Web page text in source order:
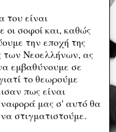
είναι
οι σοφοί και, καθώς
την εποχή της
των Νεοελλήνων, ας
εμβαθύνουμε σε
το θεωρούμε
πως είναι
μας σ' αυτό θα
στιγματιστούμε.